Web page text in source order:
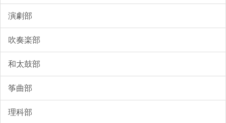
演劇部
吹奏楽部
和太鼓部
筝曲部
理科部